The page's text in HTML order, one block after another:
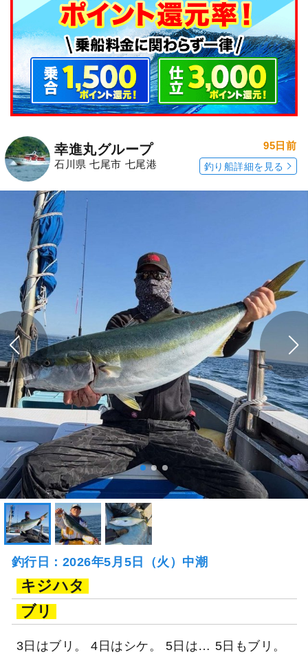
幸進丸グループ
石川県 七尾市 七尾港
95日前
釣り船詳細を見る
釣行日：2026年5月5日（火）中潮
キジハタ
ブリ
3日はブリ。 4日はシケ。 5日は… 5日もブリ。